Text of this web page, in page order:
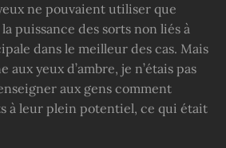
ne pouvaient utiliser que
puissance des sorts non liés à
dans le meilleur des cas. Mais
yeux d’ambre, je n’étais pas
aux gens comment
à leur plein potentiel, ce qui était